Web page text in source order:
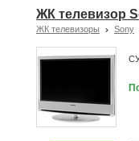
ЖК телевизор
ЖК телевизоры Sony